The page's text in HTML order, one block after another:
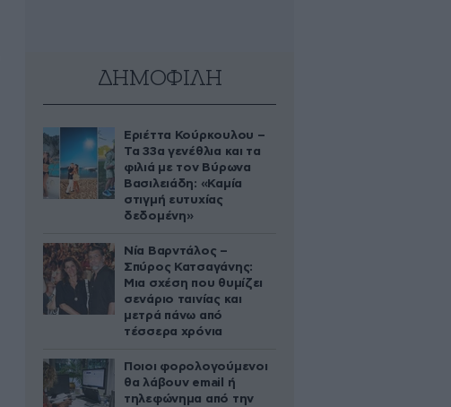
ΔΗΜΟΦΙΛΗ
Εριέττα Κούρκουλου –
Τα 33α γενέθλια και τα
φιλιά με τον Βύρωνα
Βασιλειάδη: «Καμία
στιγμή ευτυχίας
δεδομένη»
Νία Βαρντάλος –
Σπύρος Κατσαγάνης:
Μια σχέση που θυμίζει
σενάριο ταινίας και
μετρά πάνω από
τέσσερα χρόνια
Ποιοι φορολογούμενοι
θα λάβουν email ή
τηλεφώνημα από την